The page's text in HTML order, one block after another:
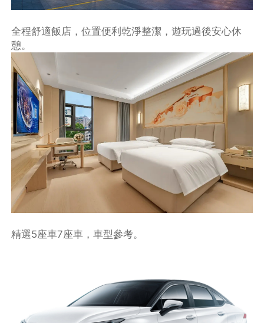
全程舒適飯店，位置便利乾淨整潔，遊玩過後安心休
憩。
精選5座車7座車，車型參考。